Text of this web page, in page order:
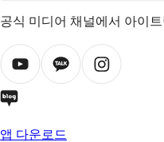
공식 미디어 채널에서 아이
앱 다운로드